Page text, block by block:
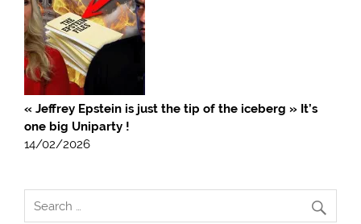
« Jeffrey Epstein is just the tip of the iceberg » It’s
one big Uniparty !
14/02/2026